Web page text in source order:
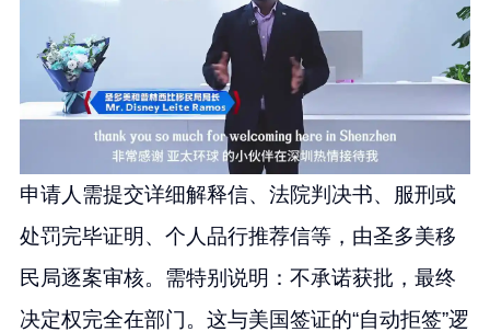
申请人需提交详细解释信、法院判决书、服刑或
处罚完毕证明、个人品行推荐信等，由圣多美移
民局逐案审核。需特别说明：不承诺获批，最终
决定权完全在部门。这与美国签证的“自动拒签”逻